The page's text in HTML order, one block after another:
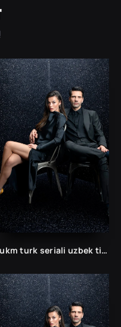
Hukm turk seriali uzbek tilida /Хукм турк сериали ўзбек тилида/ 203. 204. 205. 206. 207. 208. 209. 210. 211. 212. 213. 214. 215 barcha qismlari.